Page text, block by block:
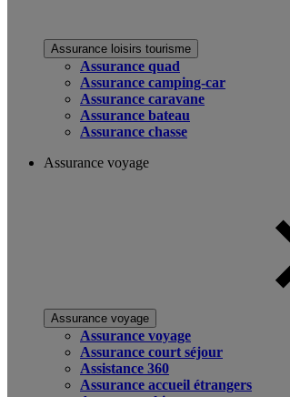
Assurance loisirs tourisme
Assurance quad
Assurance camping-car
Assurance caravane
Assurance bateau
Assurance chasse
Assurance voyage
Assurance voyage
Assurance voyage
Assurance court séjour
Assistance 360
Assurance accueil étrangers